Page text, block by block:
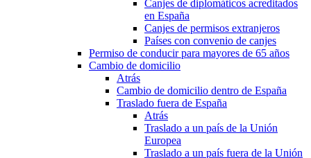
Canjes de diplomáticos acreditados
en España
Canjes de permisos extranjeros
Países con convenio de canjes
Permiso de conducir para mayores de 65 años
Cambio de domicilio
Atrás
Cambio de domicilio dentro de España
Traslado fuera de España
Atrás
Traslado a un país de la Unión
Europea
Traslado a un país fuera de la Unión